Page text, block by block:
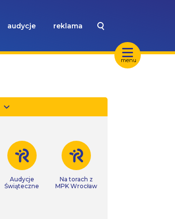
menu
audycje reklama
Audycje
Świąteczne
Na torach z
MPK Wrocław